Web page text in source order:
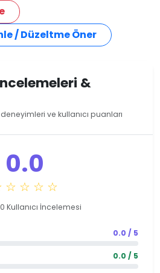
/ Düzeltme Öner
&
ve kullanıcı puanları
0.0
☆ ☆ ☆ ☆
Kullanıcı İncelemesi
0.0 / 5
0.0 / 5